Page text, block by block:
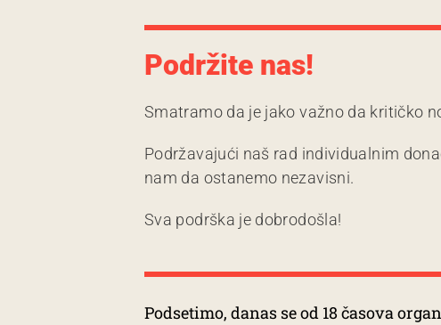
Podržite nas!
Smatramo da je jako važno da kritičko
Podržavajući naš rad individualnim
nam da ostanemo nezavisni.
Sva podrška je dobrodošla!
Podsetimo, danas se od 18 časova